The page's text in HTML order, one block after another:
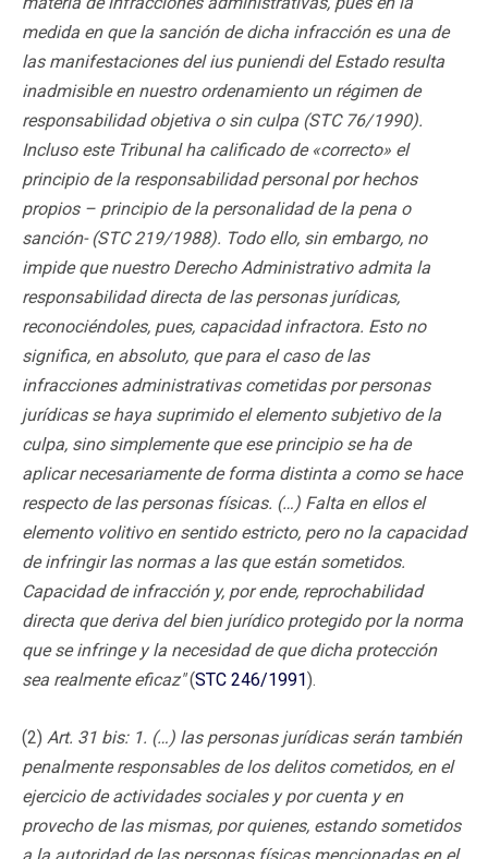
medida en que la sanción de dicha infracción es una de
las manifestaciones del ius puniendi del Estado resulta
inadmisible en nuestro ordenamiento un régimen de
responsabilidad objetiva o sin culpa (STC 76/1990).
Incluso este Tribunal ha calificado de «correcto» el
principio de la responsabilidad personal por hechos
propios – principio de la personalidad de la pena o
sanción- (STC 219/1988). Todo ello, sin embargo, no
impide que nuestro Derecho Administrativo admita la
responsabilidad directa de las personas jurídicas,
reconociéndoles, pues, capacidad infractora. Esto no
significa, en absoluto, que para el caso de las
infracciones administrativas cometidas por personas
jurídicas se haya suprimido el elemento subjetivo de la
culpa, sino simplemente que ese principio se ha de
aplicar necesariamente de forma distinta a como se hace
respecto de las personas físicas. (…) Falta en ellos el
elemento volitivo en sentido estricto, pero no la capacidad
de infringir las normas a las que están sometidos.
Capacidad de infracción y, por ende, reprochabilidad
directa que deriva del bien jurídico protegido por la norma
que se infringe y la necesidad de que dicha protección
sea realmente eficaz"(STC 246/1991).
(2) Art. 31 bis: 1. (…) las personas jurídicas serán también
penalmente responsables de los delitos cometidos, en el
ejercicio de actividades sociales y por cuenta y en
provecho de las mismas, por quienes, estando sometidos